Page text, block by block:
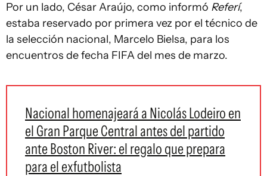
Por un lado, César Araújo, como informó Referí,
estaba reservado por primera vez por el técnico de
la selección nacional, Marcelo Bielsa, para los
encuentros de fecha FIFA del mes de marzo.
Nacional homenajeará a Nicolás Lodeiro en
el Gran Parque Central antes del partido
ante Boston River: el regalo que prepara
para el exfutbolista